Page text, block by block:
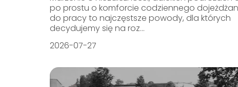
po prostu o komforcie codziennego
do pracy to najczęstsze powody, dla których
decydujemy się na roz...
2026-07-27